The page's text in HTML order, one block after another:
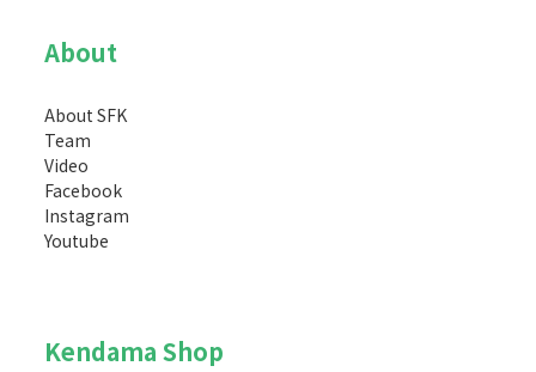
About
About SFK
Team
Video
Facebook
Instagram
Youtube
Kendama Shop